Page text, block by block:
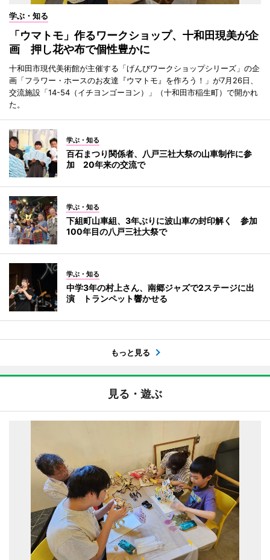
学ぶ・知る
「ウマトモ」作るワークショップ、十和田現美が企
画 押し花や布で個性豊かに
十和田市現代美術館が主催する「げんびワークショップシリーズ」の企
画「フラワー・ホースのお友達『ウマトモ』を作ろう！」が7月26日、
交流施設「14-54（イチヨンゴーヨン）」（十和田市稲生町）で開かれ
た。
学ぶ・知る
百石まつり関係者、八戸三社大祭の山車制作に参
加 20年来の交流で
学ぶ・知る
下組町山車組、3年ぶりに波山車の封印解く 参加
100年目の八戸三社大祭で
学ぶ・知る
中学3年の村上さん、南郷ジャズで2ステージに出
演 トランペット響かせる
もっと見る
見る・遊ぶ